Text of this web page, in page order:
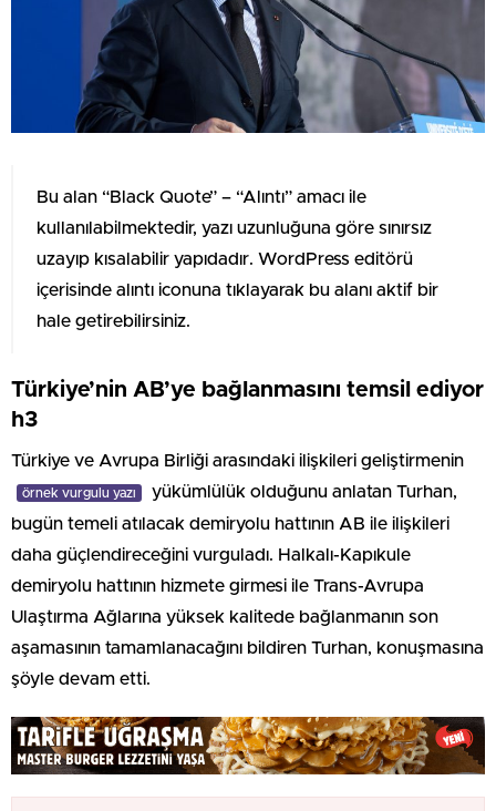
Bu alan “Black Quote” – “Alıntı” amacı ile
kullanılabilmektedir, yazı uzunluğuna göre sınırsız
uzayıp kısalabilir yapıdadır. WordPress editörü
içerisinde alıntı iconuna tıklayarak bu alanı aktif bir
hale getirebilirsiniz.
Türkiye’nin AB’ye bağlanmasını temsil ediyor
h3
Türkiye ve Avrupa Birliği arasındaki ilişkileri geliştirmenin
örnek vurgulu yazı
yükümlülük olduğunu anlatan Turhan,
bugün temeli atılacak demiryolu hattının AB ile ilişkileri
daha güçlendireceğini vurguladı. Halkalı-Kapıkule
demiryolu hattının hizmete girmesi ile Trans-Avrupa
Ulaştırma Ağlarına yüksek kalitede bağlanmanın son
aşamasının tamamlanacağını bildiren Turhan, konuşmasına
şöyle devam etti.